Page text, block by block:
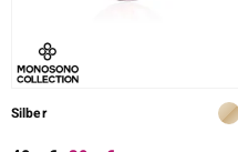
Silber